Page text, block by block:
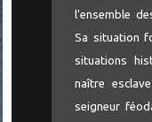
l'ensemble
Sa situation
situations
naître
seigneur